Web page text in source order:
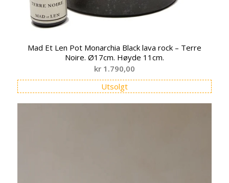
Mad Et Len Pot Monarchia Black lava rock – Terre
Noire. Ø17cm. Høyde 11cm.
kr1.790,00
Utsolgt